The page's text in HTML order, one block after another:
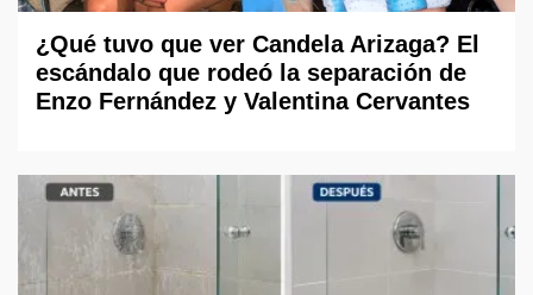
¿Qué tuvo que ver Candela Arizaga? El
escándalo que rodeó la separación de
Enzo Fernández y Valentina Cervantes